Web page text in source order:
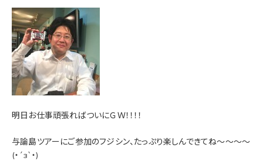
明日お仕事頑張ればついにＧＷ！！！！
与論島ツアーにご参加のフジシン、たっぷり楽しんできてね～～～～
(・´з`・)